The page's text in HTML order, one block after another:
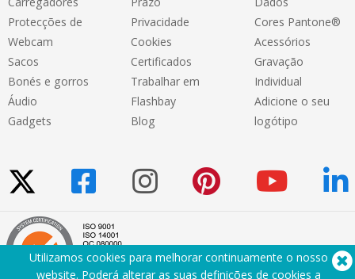
Protecções de
Webcam
Sacos
Bonés e gorros
Áudio
Gadgets
Privacidade
Cookies
Certificados
Trabalhar em
Flashbay
Blog
Cores Pantone®
Acessórios
Gravação
Individual
Adicione o seu
logótipo
Utilizamos cookies para melhorar continuamente o nosso
website. Poderá alterar as suas definições de cookies a